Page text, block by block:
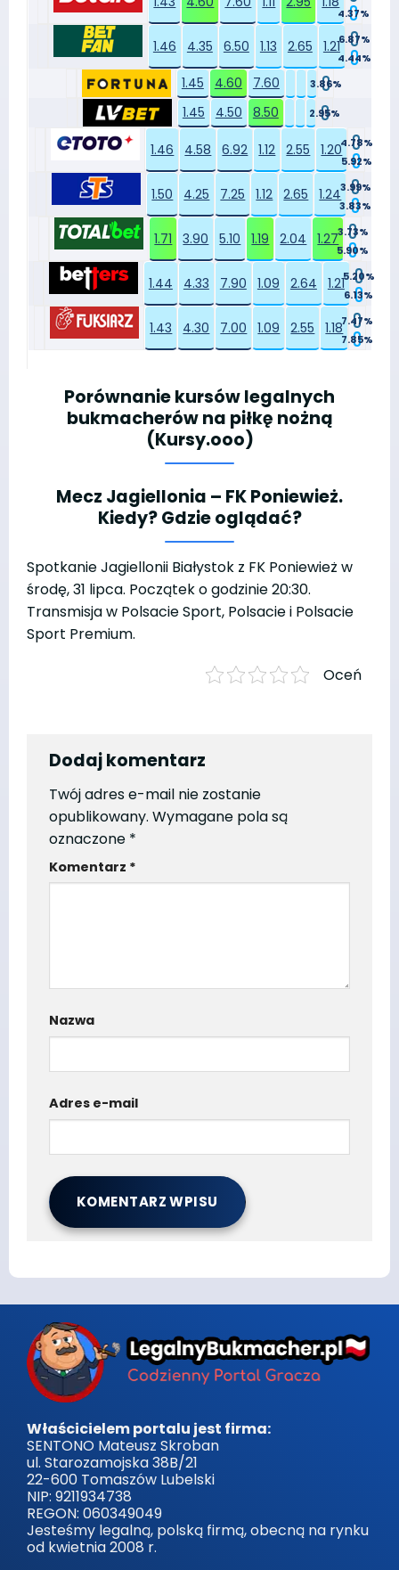
4.37%
1.46 4.35 6.50 1.13 2.65 1.216.87%
4.44%
1.45 4.60 7.60 3.86%
1.45 4.50 8.50 2.95%
1.46 4.58 6.92 1.12 2.55 1.204.78%
5.92%
1.50 4.25 7.25 1.12 2.65 1.243.99%
3.83%
1.71 3.90 5.10 1.19 2.04 1.273.73%
5.90%
1.44 4.33 7.90 1.09 2.64 1.215.20%
6.13%
1.43 4.30 7.00 1.09 2.55 1.187.47%
7.85%
Porównanie kursów legalnych
bukmacherów na piłkę nożną
(Kursy.ooo)
Mecz Jagiellonia – FK Poniewież.
Kiedy? Gdzie oglądać?
Spotkanie Jagiellonii Białystok z FK Poniewież w
środę, 31 lipca. Początek o godzinie 20:30.
Transmisja w Polsacie Sport, Polsacie i Polsacie
Sport Premium.
Oceń
Dodaj komentarz
Twój adres e-mail nie zostanie
opublikowany. Wymagane pola są
oznaczone *
Komentarz *
Nazwa
Adres e-mail
Właścicielem portalu jest firma:
SENTONO Mateusz Skroban
ul. Starozamojska 38B/21
22-600 Tomaszów Lubelski
NIP: 9211934738
REGON: 060349049
Jesteśmy legalną, polską firmą, obecną na rynku
od kwietnia 2008 r.